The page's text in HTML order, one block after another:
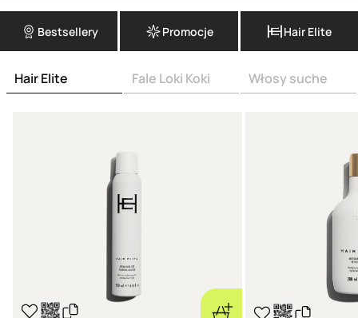
Bestsellery Promocje Hair Elite
Hair Elite Fale Loki Koki Włosy suche